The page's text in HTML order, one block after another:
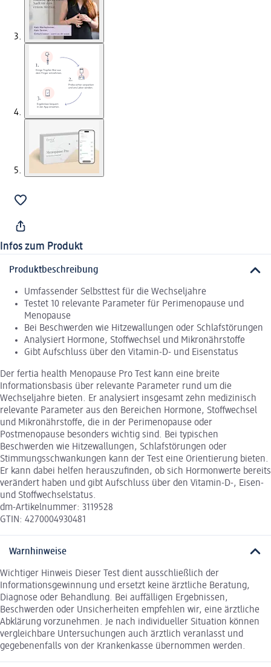
Infos zum Produkt
Produktbeschreibung
Umfassender Selbsttest für die Wechseljahre
Testet 10 relevante Parameter für Perimenopause und
Menopause
Bei Beschwerden wie Hitzewallungen oder Schlafstörungen
Analysiert Hormone, Stoffwechsel und Mikronährstoffe
Gibt Aufschluss über den Vitamin-D- und Eisenstatus
Der fertia health Menopause Pro Test kann eine breite
Informationsbasis über relevante Parameter rund um die
Wechseljahre bieten. Er analysiert insgesamt zehn medizinisch
relevante Parameter aus den Bereichen Hormone, Stoffwechsel
und Mikronährstoffe, die in der Perimenopause oder
Postmenopause besonders wichtig sind. Bei typischen
Beschwerden wie Hitzewallungen, Schlafstörungen oder
Stimmungsschwankungen kann der Test eine Orientierung bieten.
Er kann dabei helfen herauszufinden, ob sich Hormonwerte bereits
verändert haben und gibt Aufschluss über den Vitamin-D-, Eisen-
und Stoffwechselstatus.
dm-Artikelnummer: 3119528
GTIN: 4270004930481
Warnhinweise
Wichtiger Hinweis Dieser Test dient ausschließlich der
Informationsgewinnung und ersetzt keine ärztliche Beratung,
Diagnose oder Behandlung. Bei auffälligen Ergebnissen,
Beschwerden oder Unsicherheiten empfehlen wir, eine ärztliche
Abklärung vorzunehmen. Je nach individueller Situation können
vergleichbare Untersuchungen auch ärztlich veranlasst und
gegebenenfalls von der Krankenkasse übernommen werden.